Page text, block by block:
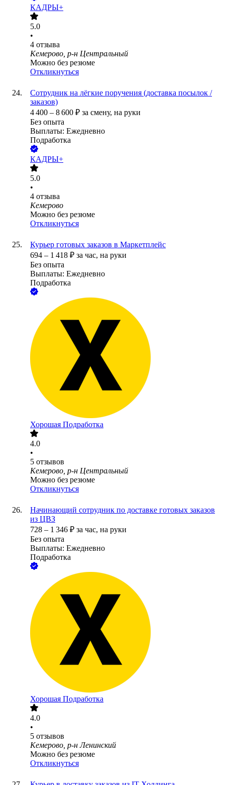
КАДРЫ+
5.0
•
4 отзыва
Кемерово, р-н Центральный
Можно без резюме
Откликнуться
Сотрудник на лёгкие поручения (доставка посылок /
заказов)
4 400 – 8 600 ₽ за смену, на руки
Без опыта
Выплаты: Ежедневно
Подработка
КАДРЫ+
5.0
•
4 отзыва
Кемерово
Можно без резюме
Откликнуться
Курьер готовых заказов в Маркетплейс
694 – 1 418 ₽ за час, на руки
Без опыта
Выплаты: Ежедневно
Подработка
Хорошая Подработка
4.0
•
5 отзывов
Кемерово, р-н Центральный
Можно без резюме
Откликнуться
Начинающий сотрудник по доставке готовых заказов
из ЦВЗ
728 – 1 346 ₽ за час, на руки
Без опыта
Выплаты: Ежедневно
Подработка
Хорошая Подработка
4.0
•
5 отзывов
Кемерово, р-н Ленинский
Можно без резюме
Откликнуться